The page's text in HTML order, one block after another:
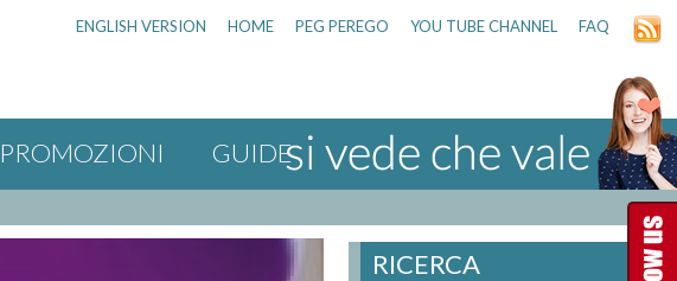
ENGLISH VERSION HOME PEG PEREGO YOU TUBE CHANNEL FAQ
PROMOZIONI
GUIDE
RICERCA